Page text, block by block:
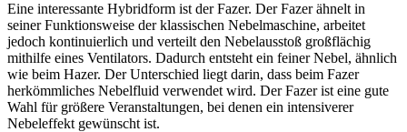
Eine interessante Hybridform ist der Fazer. Der Fazer ähnelt in
seiner Funktionsweise der klassischen Nebelmaschine, arbeitet
jedoch kontinuierlich und verteilt den Nebelausstoß großflächig
mithilfe eines Ventilators. Dadurch entsteht ein feiner Nebel, ähnlich
wie beim Hazer. Der Unterschied liegt darin, dass beim Fazer
herkömmliches Nebelfluid verwendet wird. Der Fazer ist eine gute
Wahl für größere Veranstaltungen, bei denen ein intensiverer
Nebeleffekt gewünscht ist.